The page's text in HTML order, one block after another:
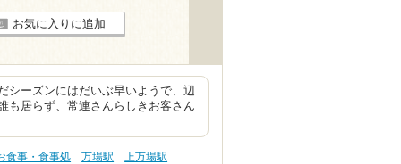
お気に入りに追加
シーズンにはだいぶ早いようで、辺
も居らず、常連さんらしきお客さん
食事・食事処 万場駅
上万場駅